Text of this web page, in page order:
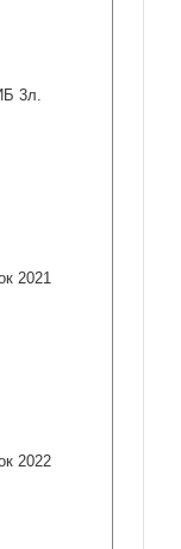
3л.
2021
2022